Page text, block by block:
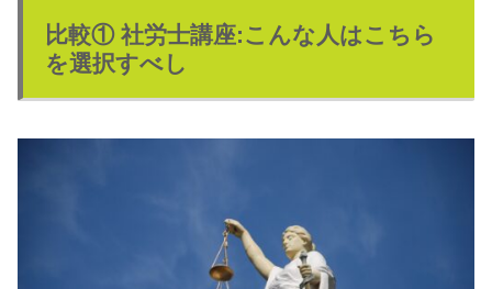
比較① 社労士講座:こんな人はこちら
を選択すべし